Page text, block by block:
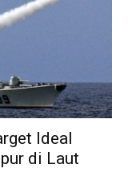
Ideal
di Laut